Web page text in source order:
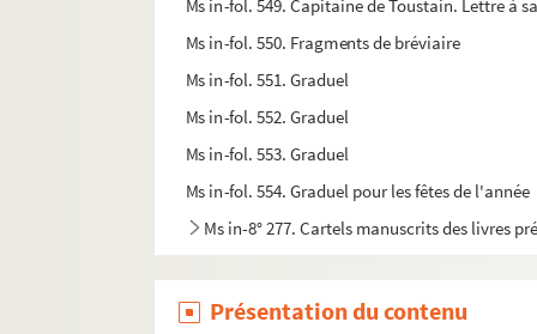
Ms in-fol. 549. Capitaine de Toustain. Lettre à
Ms in-fol. 550. Fragments de bréviaire
Ms in-fol. 551. Graduel
Ms in-fol. 552. Graduel
Ms in-fol. 553. Graduel
Ms in-fol. 554. Graduel pour les fêtes de l'année
Ms in-8° 277. Cartels manuscrits des livres
Présentation du contenu